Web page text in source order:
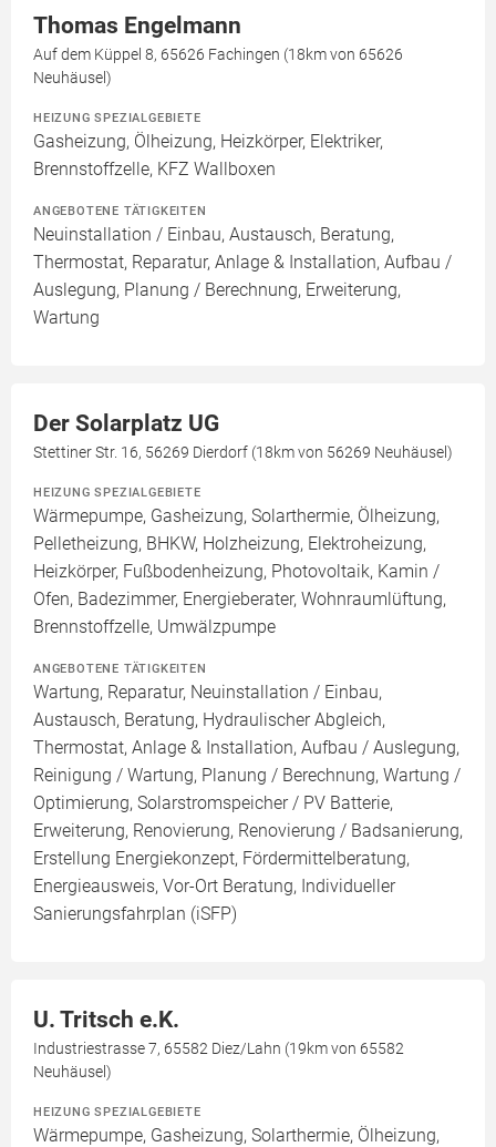
Thomas Engelmann
Auf dem Küppel 8, 65626 Fachingen (18km von 65626
Neuhäusel)
HEIZUNG SPEZIALGEBIETE
Gasheizung, Ölheizung, Heizkörper, Elektriker,
Brennstoffzelle, KFZ Wallboxen
ANGEBOTENE TÄTIGKEITEN
Neuinstallation / Einbau, Austausch, Beratung,
Thermostat, Reparatur, Anlage & Installation, Aufbau /
Auslegung, Planung / Berechnung, Erweiterung,
Wartung
Der Solarplatz UG
Stettiner Str. 16, 56269 Dierdorf (18km von 56269 Neuhäusel)
HEIZUNG SPEZIALGEBIETE
Wärmepumpe, Gasheizung, Solarthermie, Ölheizung,
Pelletheizung, BHKW, Holzheizung, Elektroheizung,
Heizkörper, Fußbodenheizung, Photovoltaik, Kamin /
Ofen, Badezimmer, Energieberater, Wohnraumlüftung,
Brennstoffzelle, Umwälzpumpe
ANGEBOTENE TÄTIGKEITEN
Wartung, Reparatur, Neuinstallation / Einbau,
Austausch, Beratung, Hydraulischer Abgleich,
Thermostat, Anlage & Installation, Aufbau / Auslegung,
Reinigung / Wartung, Planung / Berechnung, Wartung /
Optimierung, Solarstromspeicher / PV Batterie,
Erweiterung, Renovierung, Renovierung / Badsanierung,
Erstellung Energiekonzept, Fördermittelberatung,
Energieausweis, Vor-Ort Beratung, Individueller
Sanierungsfahrplan (iSFP)
U. Tritsch e.K.
Industriestrasse 7, 65582 Diez/Lahn (19km von 65582
Neuhäusel)
HEIZUNG SPEZIALGEBIETE
Wärmepumpe, Gasheizung, Solarthermie, Ölheizung,